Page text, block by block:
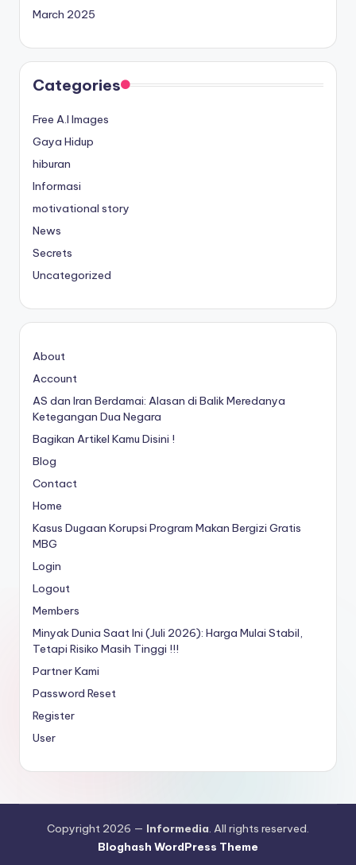
March 2025
Categories
Free A.I Images
Gaya Hidup
hiburan
Informasi
motivational story
News
Secrets
Uncategorized
About
Account
AS dan Iran Berdamai: Alasan di Balik Meredanya
Ketegangan Dua Negara
Bagikan Artikel Kamu Disini !
Blog
Contact
Home
Kasus Dugaan Korupsi Program Makan Bergizi Gratis
MBG
Login
Logout
Members
Minyak Dunia Saat Ini (Juli 2026): Harga Mulai Stabil,
Tetapi Risiko Masih Tinggi !!!
Partner Kami
Password Reset
Register
User
Copyright 2026 — Informedia. All rights reserved.
Bloghash WordPress Theme